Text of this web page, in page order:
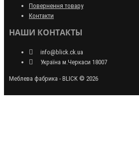
Повернення товару
Контакти
НАШИ КОНТАКТЫ
info@blick.ck.ua
Україна м.Черкаси 18007
Меблева фабрика - BLICK © 2026